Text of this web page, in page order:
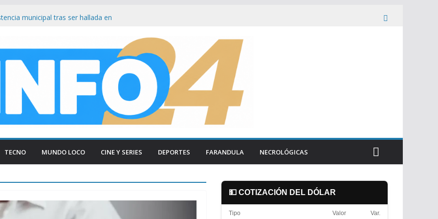
su venta a foráneos
testimonio clave de Javier
tradicional al borde del cierre por
Firmeza a Luis Caputo: «La industria es
respeto»
TECNO MUNDO LOCO CINE Y SERIES DEPORTES FARANDULA NECROLÓGICAS
💵 COTIZACIÓN DEL DÓLAR
Tipo Valor Var.